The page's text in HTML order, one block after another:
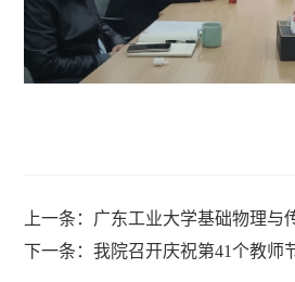
上一条：广东工业大学基础物理与
下一条：我院召开庆祝第41个教师